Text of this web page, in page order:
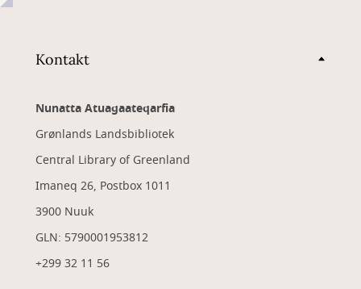
Kontakt
Nunatta Atuagaateqarfia
Grønlands Landsbibliotek
Central Library of Greenland
Imaneq 26, Postbox 1011
3900 Nuuk
GLN: 5790001953812
+299 32 11 56